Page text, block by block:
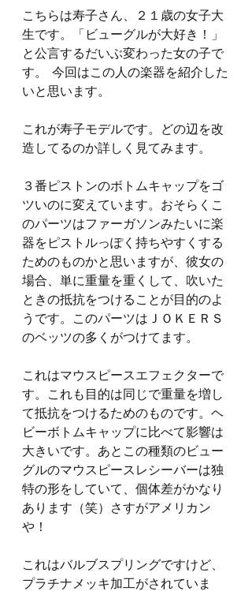
こちらは寿子さん、２１歳の女子大
生です。「ビューグルが大好き！」
と公言するだいぶ変わった女の子で
す。  今回はこの人の楽器を紹介した
いと思います。
これが寿子モデルです。どの辺を改
造してるのか詳しく見てみます。
３番ピストンのボトムキャップをゴ
ツいのに変えています。おそらくこ
のパーツはファーガソンみたいに楽
器をピストルっぽく持ちやすくする
ためのものかと思いますが、彼女の
場合、単に重量を重くして、吹いた
ときの抵抗をつけることが目的のよ
うです。このパーツはＪＯＫＥＲＳ
のベッツの多くがつけてます。
これはマウスピースエフェクターで
す。これも目的は同じで重量を増し
て抵抗をつけるためのものです。ヘ
ビーボトムキャップに比べて影響は
大きいです。あとこの種類のビュー
グルのマウスピースレシーバーは独
特の形をしていて、個体差がかなり
あります（笑）さすがアメリカン
や！
これはバルブスプリングですけど、
プラチナメッキ加工がされていま